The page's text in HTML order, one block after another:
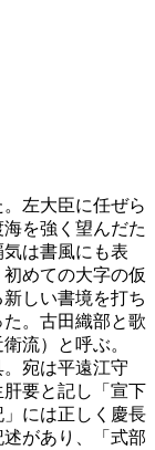
左大臣に任ぜら
を強く望んだた
は書風にも表
めての大字の仮
しい書境を打ち
。古田織部と歌
流）と呼ぶ。
宛は平遠江守
肝要と記し「宣下
には正しく慶長
があり、「式部